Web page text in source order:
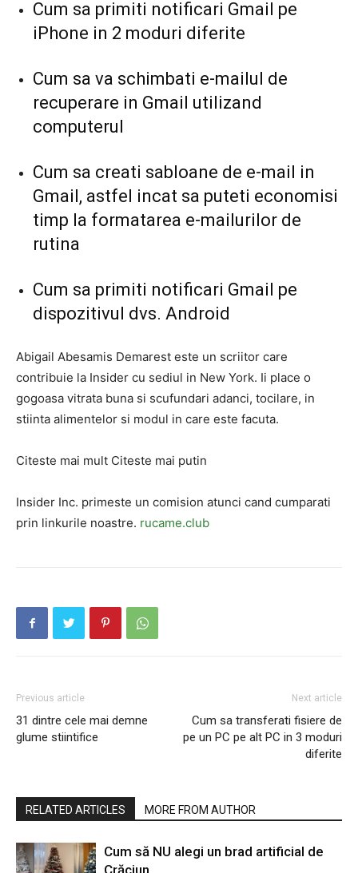
Cum sa primiti notificari Gmail pe
iPhone in 2 moduri diferite
Cum sa va schimbati e-mailul de
recuperare in Gmail utilizand
computerul
Cum sa creati sabloane de e-mail in
Gmail, astfel incat sa puteti economisi
timp la formatarea e-mailurilor de
rutina
Cum sa primiti notificari Gmail pe
dispozitivul dvs. Android
Abigail Abesamis Demarest este un scriitor care
contribuie la Insider cu sediul in New York. Ii place o
gogoasa vitrata buna si scufundari adanci, tocilare, in
stiinta alimentelor si modul in care este facuta.
Citeste mai mult Citeste mai putin
Insider Inc. primeste un comision atunci cand cumparati
prin linkurile noastre. rucame.club
Previous article
31 dintre cele mai demne
glume stiintifice
Next article
Cum sa transferati fisiere de
pe un PC pe alt PC in 3 moduri
diferite
RELATED ARTICLES MORE FROM AUTHOR
Cum să NU alegi un brad artificial de
Crăciun